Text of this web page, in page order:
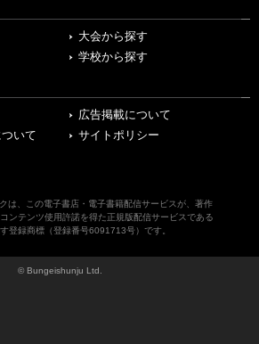
大会から探す
学校から探す
広告掲載について
いて
サイトポリシー
は、この電子書店・電子書籍配信サービスが、著作
ンテンツ使用許諾を得た正規版配信サービスである
登録商標（登録番号6091713号）です。
© Bungeishunju Ltd.